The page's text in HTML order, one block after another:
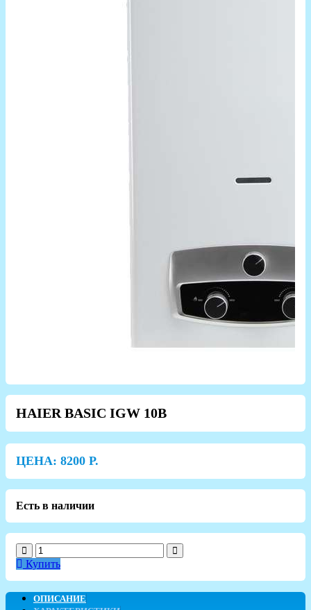
HAIER BASIC IGW 10B
ЦЕНА: 8200 Р.
Есть в наличии
Купить
ОПИСАНИЕ